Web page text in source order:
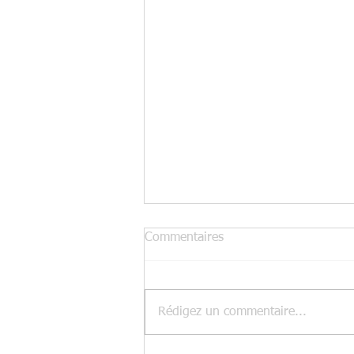
Inscriptions 2026/2027
Commentaires
Rédigez un commentaire...